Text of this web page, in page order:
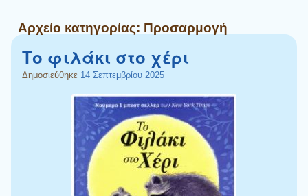
Αρχείο κατηγορίας: Προσαρμογή
Το φιλάκι στο χέρι
Δημοσιεύθηκε 14 Σεπτεμβρίου 2025